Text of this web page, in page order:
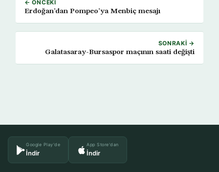
← ÖNCEKI
Erdoğan’dan Pompeo’ya Menbiç mesajı
SONRAKI →
Galatasaray-Bursaspor maçının saati değişti
Google Play'de
İndir
App Store'dan
İndir